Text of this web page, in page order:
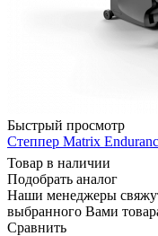
Быстрый просмотр
Степпер Matrix
Товар в наличии
Подобрать аналог
Наши менеджеры
выбранного Вами
Сравнить